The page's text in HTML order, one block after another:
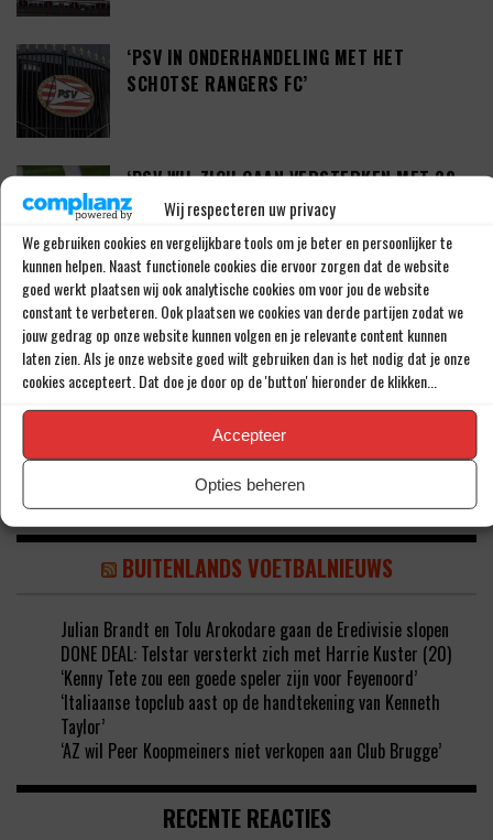
Wij respecteren uw privacy
We gebruiken cookies en vergelijkbare tools om je beter en persoonlijker te
kunnen helpen. Naast functionele cookies die ervoor zorgen dat de website
goed werkt plaatsen wij ook analytische cookies om voor jou de website
constant te verbeteren. Ook plaatsen we cookies van derde partijen zodat we
jouw gedrag op onze website kunnen volgen en je relevante content kunnen
laten zien. Als je onze website goed wilt gebruiken dan is het nodig dat je onze
cookies accepteert. Dat doe je door op de 'button' hieronder de klikken...
Accepteer
Opties beheren
‘PSV IN ONDERHANDELING MET HET
SCHOTSE RANGERS FC’
‘PSV WIL ZICH GAAN VERSTERKEN MET 29-
JARIGE ADAMA CAMARA’
JOEL DROMMEL (29) TEKENT VOOR VIER
JAAR BIJ FC TWENTE
SPELER ZIJN VOOR FEYENOORD’
BUITENLANDS VOETBALNIEUWS
Julian Brandt en Tolu Arokodare gaan de Eredivisie slopen
DONE DEAL: Telstar versterkt zich met Harrie Kuster (20)
‘Kenny Tete zou een goede speler zijn voor Feyenoord’
‘Italiaanse topclub aast op de handtekening van Kenneth
Taylor’
‘AZ wil Peer Koopmeiners niet verkopen aan Club Brugge’
RECENTE REACTIES